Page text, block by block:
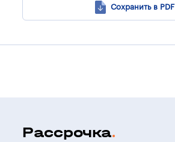
Сохранить в PDF
Рассрочка